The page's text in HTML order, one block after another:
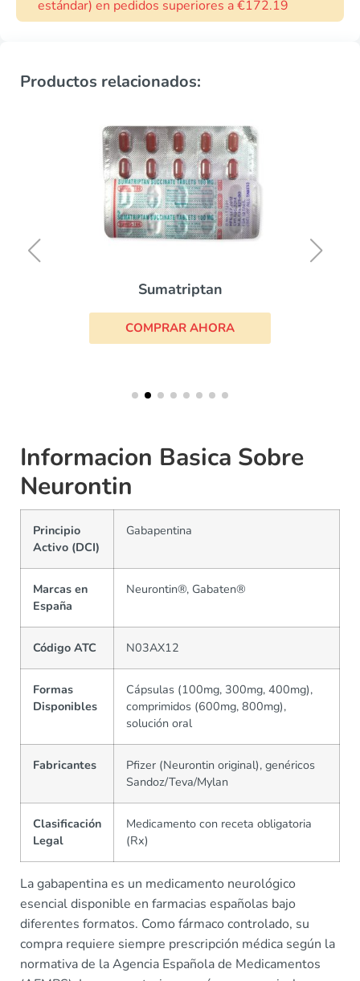
estándar) en pedidos superiores a €172.19
Productos relacionados:
Sumatriptan
COMPRAR AHORA
Informacion Basica Sobre
Neurontin
Principio
Activo (DCI)
Gabapentina
Marcas en
España
Neurontin®, Gabaten®
Código ATC N03AX12
Formas
Disponibles
Cápsulas (100mg, 300mg, 400mg),
comprimidos (600mg, 800mg),
solución oral
Fabricantes
Pfizer (Neurontin original), genéricos
Sandoz/Teva/Mylan
Clasificación
Legal
Medicamento con receta obligatoria
(Rx)
La gabapentina es un medicamento neurológico
esencial disponible en farmacias españolas bajo
diferentes formatos. Como fármaco controlado, su
compra requiere siempre prescripción médica según la
normativa de la Agencia Española de Medicamentos